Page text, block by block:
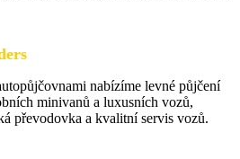
nabízíme levné půjčení
minivanů a luxusních vozů,
převodovka a kvalitní servis vozů.